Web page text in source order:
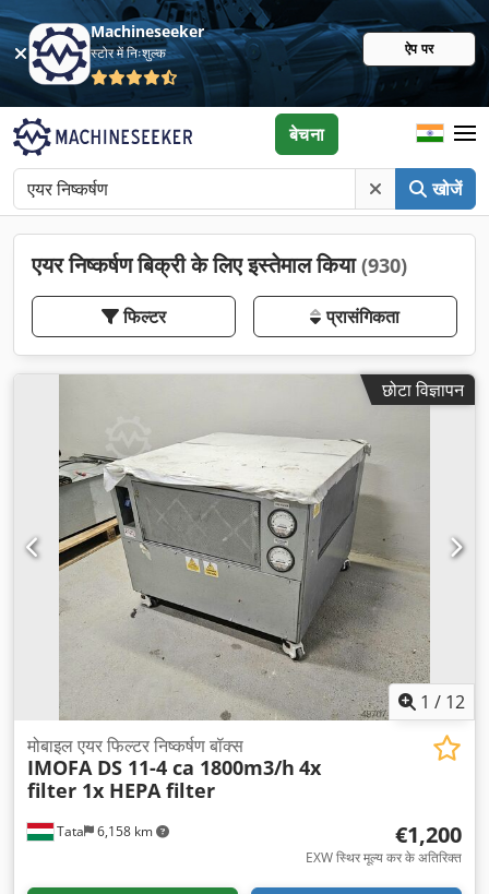
Machineseeker
स्टोर में निःशुल्क ऐप पर
खोजें
बेचना
एयर निष्कर्षण बिक्री के लिए इस्तेमाल किया(930)
फिल्टर प्रासंगिकता
छोटा विज्ञापन
1 / 12
Tata 6,158 km
मोबाइल एयर फिल्टर निष्कर्षण बॉक्स
IMOFA DS 11-4 ca 1800m3/h 4x
filter 1x HEPA filter
€1,200
EXW स्थिर मूल्य कर के अतिरिक्त